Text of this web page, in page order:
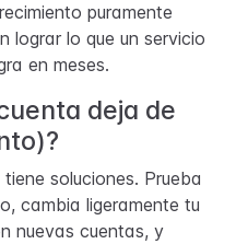
puramente
lograr lo que un servicio
en meses.
deja de
soluciones. Prueba
cambia ligeramente tu
nuevas cuentas, y